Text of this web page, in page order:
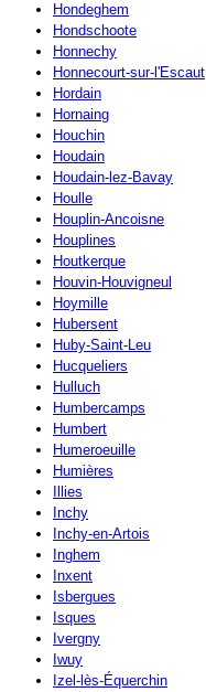
Hondeghem
Hondschoote
Honnechy
Honnecourt-sur-l'Escaut
Hordain
Hornaing
Houchin
Houdain
Houdain-lez-Bavay
Houlle
Houplin-Ancoisne
Houplines
Houtkerque
Houvin-Houvigneul
Hoymille
Hubersent
Huby-Saint-Leu
Hucqueliers
Hulluch
Humbercamps
Humbert
Humeroeuille
Humières
Illies
Inchy
Inchy-en-Artois
Inghem
Inxent
Isbergues
Isques
Ivergny
Iwuy
Izel-lès-Équerchin